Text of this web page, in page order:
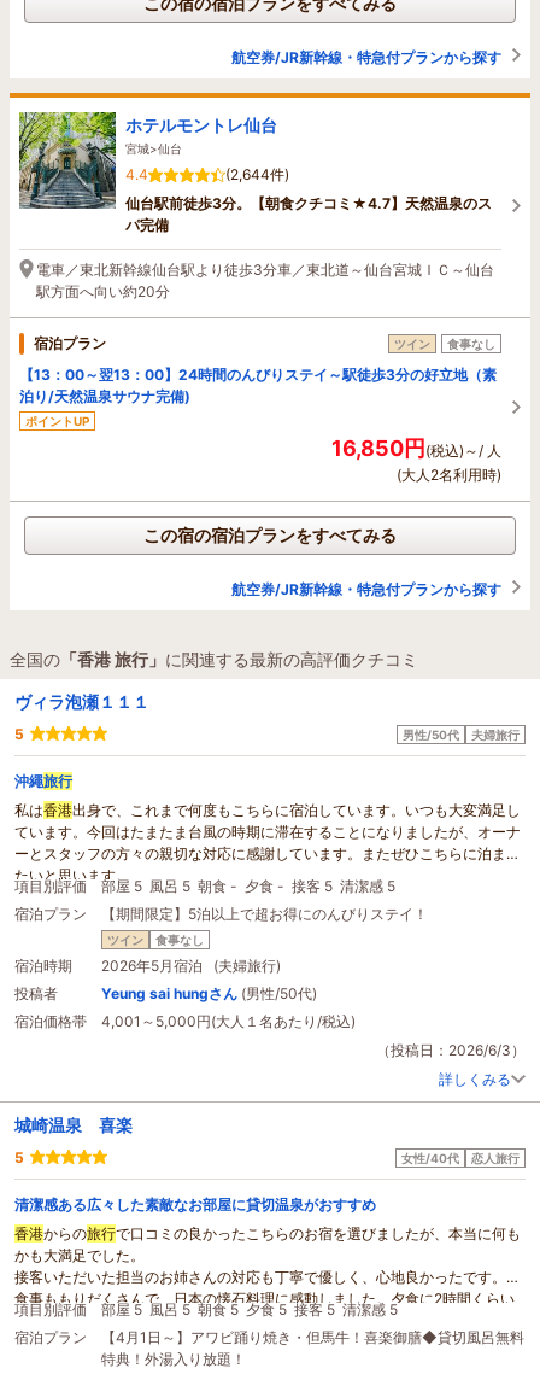
航空券/JR新幹線・特急付プランから探す
ホテルモントレ仙台
宮城>仙台
4.4
(2,644件)
仙台駅前徒歩3分。【朝食クチコミ★4.7】天然温泉のス
パ完備
電車／東北新幹線仙台駅より徒歩3分車／東北道～仙台宮城ＩＣ～仙台
駅方面へ向い約20分
宿泊プラン ツイン 食事なし
【13：00～翌13：00】24時間のんびりステイ～駅徒歩3分の好立地（素
泊り/天然温泉サウナ完備)
ポイントUP
16,850円(税込)～/ 人
(大人2名利用時)
この宿の宿泊プランをすべてみる
航空券/JR新幹線・特急付プランから探す
全国の 「香港 旅行」 に関連する最新の高評価クチコミ
ヴィラ泡瀬１１１
5 男性/50代 夫婦旅行
沖繩旅行
私は香港出身で、これまで何度もこちらに宿泊しています。いつも大変満足し
ています。今回はたまたま台風の時期に滞在することになりましたが、オーナ
ーとスタッフの方々の親切な対応に感謝しています。またぜひこちらに泊まり
たいと思います。
項目別評価 部屋 5 風呂 5 朝食 - 夕食 - 接客 5 清潔感 5
宿泊プラン
【期間限定】5泊以上で超お得にのんびりステイ！
ツイン 食事なし
宿泊時期
2026年5月宿泊 (夫婦旅行)
投稿者
Yeung sai hungさん (男性/50代)
宿泊価格帯
4,001～5,000円(大人１名あたり/税込)
（投稿日：2026/6/3）
詳しくみる
城崎温泉 喜楽
5 女性/40代 恋人旅行
清潔感ある広々した素敵なお部屋に貸切温泉がおすすめ
香港からの旅行で口コミの良かったこちらのお宿を選びましたが、本当に何も
かも大満足でした。
接客いただいた担当のお姉さんの対応も丁寧で優しく、心地良かったです。
食事ももりだくさんで、日本の懐石料理に感動しました。夕食に2時間くらい
かけて、いろんな料理をゆっくり堪能させていただきました。
普段は朝食食べないですが、美味しくてもりもり食べてしまった。
お宿は外湯に周りやすい場所にあるのも良かったです。
項目別評価 部屋 5 風呂 5 朝食 5 夕食 5 接客 5 清潔感 5
宿泊プラン
【4月1日～】アワビ踊り焼き・但馬牛！喜楽御膳◆貸切風呂無料
特典！外湯入り放題！